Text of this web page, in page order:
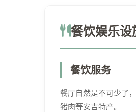
餐饮娱乐设
餐饮服务
餐厅自然是不可少了
猪肉等安吉特产。